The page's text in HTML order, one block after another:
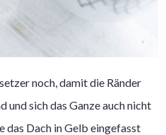
noch, damit die Ränder
und sich das Ganze auch nicht
das Dach in Gelb eingefasst